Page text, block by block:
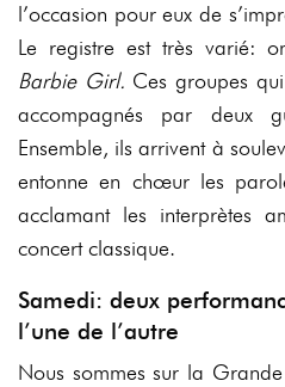
l’occasion pour eux de
Le registre est très varié:
Barbie Girl. Ces groupes
accompagnés par deux
Ensemble, ils arrivent à
entonne en chœur les
acclamant les interprètes
concert classique.
Samedi: deux
l’une de l’autre
Nous sommes sur la